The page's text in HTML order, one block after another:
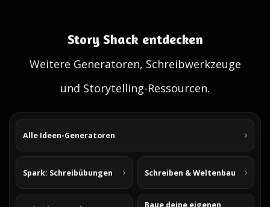
Story Shack entdecken
Weitere Generatoren, Schreibwerkzeuge
und Storytelling-Ressourcen.
Alle Ideen-Generatoren
Spark: Schreibübungen Schreiben & Weltenbau
Baue deine eigenen